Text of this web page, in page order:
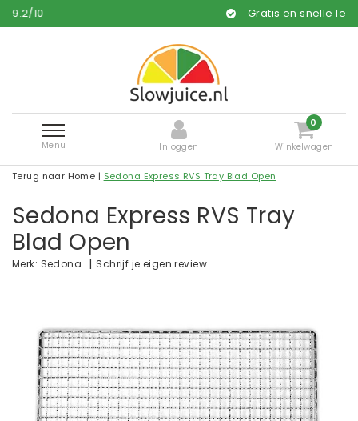
Gratis en snelle levering*
Menu Inloggen
0
Winkelwagen
Terug naar Home | Sedona Express RVS Tray Blad Open
Sedona Express RVS Tray
Blad Open
Merk: Sedona | Schrijf je eigen review